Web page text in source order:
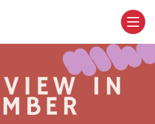
資料請求